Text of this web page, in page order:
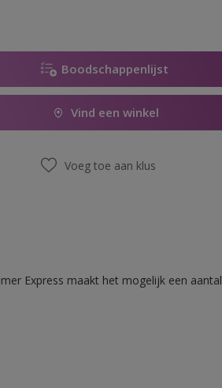
Boodschappenlijst
Vind een winkel
Voeg toe aan klus
Express maakt het mogelijk een aantal